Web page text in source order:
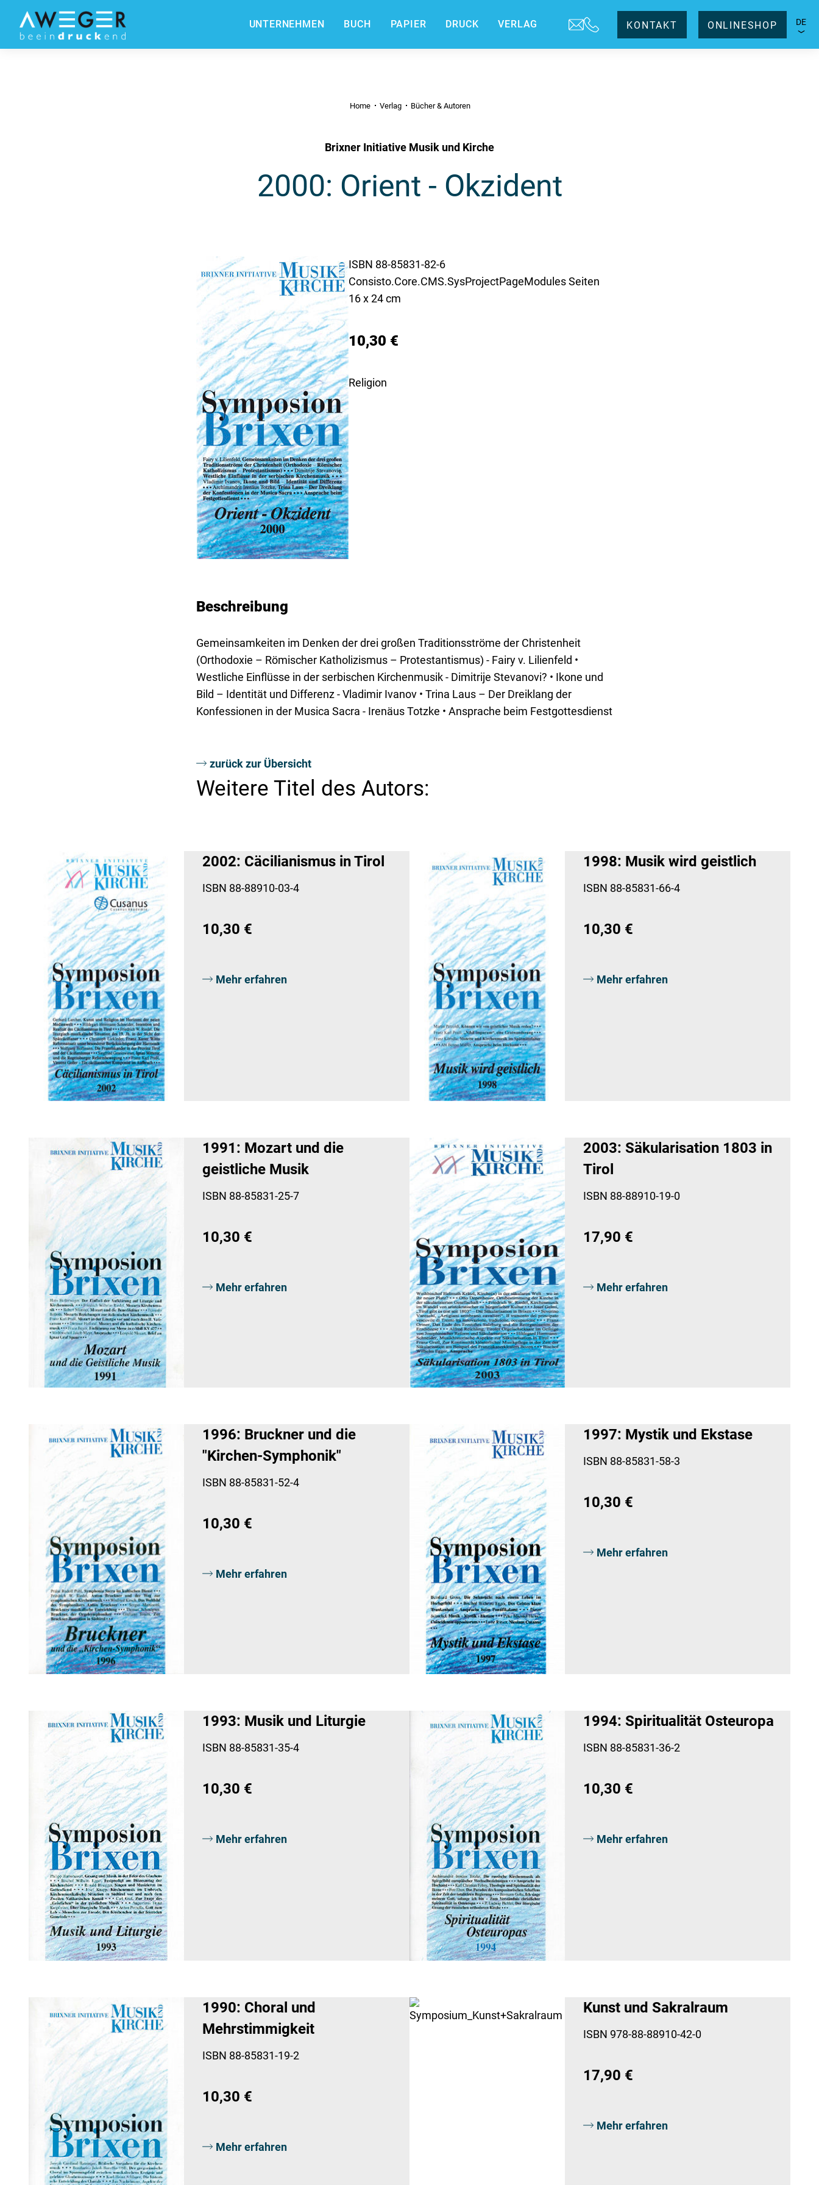
UNTERNEHMEN BUCH PAPIER DRUCK VERLAG KONTAKT ONLINESHOP DE
Home Verlag Bücher & Autoren
Brixner Initiative Musik und Kirche
2000: Orient - Okzident
ISBN 88-85831-82-6
Consisto.Core.CMS.SysProjectPageModules Seiten
16 x 24 cm
10,30 €
Religion
Beschreibung
Gemeinsamkeiten im Denken der drei großen Traditionsströme der Christenheit
(Orthodoxie – Römischer Katholizismus – Protestantismus) - Fairy v. Lilienfeld •
Westliche Einflüsse in der serbischen Kirchenmusik - Dimitrije Stevanovi? • Ikone und
Bild – Identität und Differenz - Vladimir Ivanov • Trina Laus – Der Dreiklang der
Konfessionen in der Musica Sacra - Irenäus Totzke • Ansprache beim Festgottesdienst
zurück zur Übersicht
Weitere Titel des Autors:
2002: Cäcilianismus in Tirol
ISBN 88-88910-03-4
10,30 €
Mehr erfahren
1998: Musik wird geistlich
ISBN 88-85831-66-4
10,30 €
Mehr erfahren
1991: Mozart und die
geistliche Musik
ISBN 88-85831-25-7
10,30 €
Mehr erfahren
2003: Säkularisation 1803 in
Tirol
ISBN 88-88910-19-0
17,90 €
Mehr erfahren
1996: Bruckner und die
"Kirchen-Symphonik"
ISBN 88-85831-52-4
10,30 €
Mehr erfahren
1997: Mystik und Ekstase
ISBN 88-85831-58-3
10,30 €
Mehr erfahren
1993: Musik und Liturgie
ISBN 88-85831-35-4
10,30 €
Mehr erfahren
1994: Spiritualität Osteuropa
ISBN 88-85831-36-2
10,30 €
Mehr erfahren
1990: Choral und
Mehrstimmigkeit
ISBN 88-85831-19-2
10,30 €
Mehr erfahren
Kunst und Sakralraum
ISBN 978-88-88910-42-0
17,90 €
Mehr erfahren